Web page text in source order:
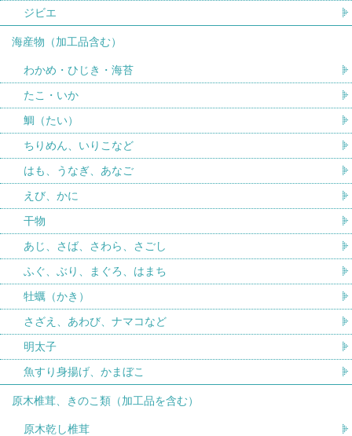
ジビエ
海産物（加工品含む）
わかめ・ひじき・海苔
たこ・いか
鯛（たい）
ちりめん、いりこなど
はも、うなぎ、あなご
えび、かに
干物
あじ、さば、さわら、さごし
ふぐ、ぶり、まぐろ、はまち
牡蠣（かき）
さざえ、あわび、ナマコなど
明太子
魚すり身揚げ、かまぼこ
原木椎茸、きのこ類（加工品を含む）
原木乾し椎茸